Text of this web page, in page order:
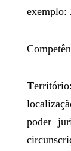
exemplo:
T
poder